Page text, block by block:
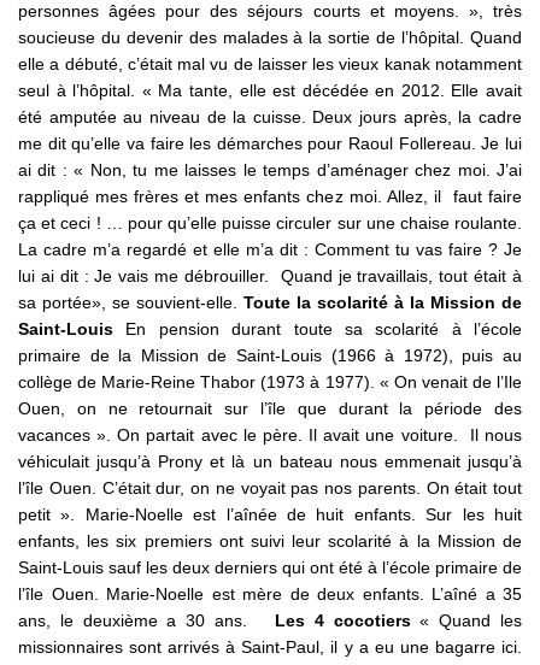
personnes âgées pour des séjours courts et moyens. », très
soucieuse du devenir des malades à la sortie de l’hôpital. Quand
elle a débuté, c’était mal vu de laisser les vieux kanak notamment
seul à l’hôpital. « Ma tante, elle est décédée en 2012. Elle avait
été amputée au niveau de la cuisse. Deux jours après, la cadre
me dit qu’elle va faire les démarches pour Raoul Follereau. Je lui
ai dit : « Non, tu me laisses le temps d’aménager chez moi. J’ai
rappliqué mes frères et mes enfants chez moi. Allez, il faut faire
ça et ceci ! … pour qu’elle puisse circuler sur une chaise roulante.
La cadre m’a regardé et elle m’a dit : Comment tu vas faire ? Je
lui ai dit : Je vais me débrouiller. Quand je travaillais, tout était à
sa portée», se souvient-elle. Toute la scolarité à la Mission de
Saint-Louis En pension durant toute sa scolarité à l’école
primaire de la Mission de Saint-Louis (1966 à 1972), puis au
collège de Marie-Reine Thabor (1973 à 1977). « On venait de l’Ile
Ouen, on ne retournait sur l’île que durant la période des
vacances ». On partait avec le père. Il avait une voiture. Il nous
véhiculait jusqu’à Prony et là un bateau nous emmenait jusqu’à
l’île Ouen. C’était dur, on ne voyait pas nos parents. On était tout
petit ». Marie-Noelle est l’aînée de huit enfants. Sur les huit
enfants, les six premiers ont suivi leur scolarité à la Mission de
Saint-Louis sauf les deux derniers qui ont été à l’école primaire de
l’île Ouen. Marie-Noelle est mère de deux enfants. L’aîné a 35
ans, le deuxième a 30 ans. Les 4 cocotiers« Quand les
missionnaires sont arrivés à Saint-Paul, il y a eu une bagarre ici.